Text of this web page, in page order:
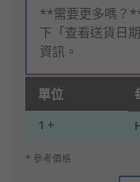
**需要更多嗎？
下「查看送貨日
資訊。
單位
1 +
* 參考價格